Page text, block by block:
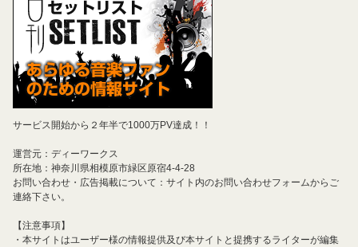
サービス開始から２年半で1000万PV達成！！
運営元：ディーワークス
所在地：神奈川県相模原市緑区原宿4-4-28
お問い合わせ・広告掲載について：サイト内のお問い合わせフォームからご
連絡下さい。
【注意事項】
・本サイトはユーザー様の情報提供及び本サイトと提携するライターが編集